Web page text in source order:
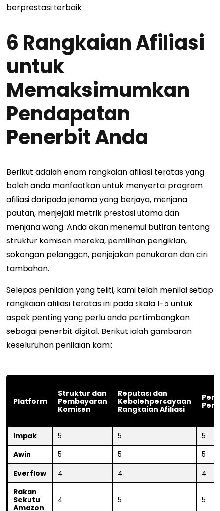
berprestasi terbaik.
6 Rangkaian Afiliasi
untuk
Memaksimumkan
Pendapatan
Penerbit Anda
Berikut adalah enam rangkaian afiliasi teratas yang
boleh anda manfaatkan untuk menyertai program
afiliasi daripada jenama yang berjaya, menjana
pautan, menjejaki metrik prestasi utama dan
menjana wang. Anda akan menemui butiran tentang
struktur komisen mereka, pemilihan pengiklan,
sokongan pelanggan, penjejakan penukaran dan ciri
tambahan.
Selepas penilaian yang teliti, kami telah menilai setiap
rangkaian afiliasi teratas ini pada skala 1-5 untuk
aspek penting yang perlu anda pertimbangkan
sebagai penerbit digital. Berikut ialah gambaran
keseluruhan penilaian kami:
Platform
Struktur dan
Pembayaran
Komisen
Reputasi dan
Kebolehpercayaan
Rangkaian Afiliasi
Impak 5 5
5
Awin
5 5
5
Everflow
4 4
4
Rakan
Sekutu
Amazon
4 5 5